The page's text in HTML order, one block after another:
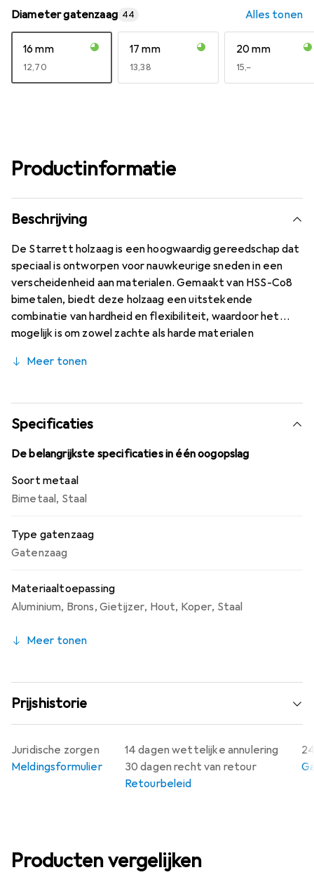
Diameter gatenzaag 44 Alles tonen
16 mm
EUR
12,70
17 mm
EUR
13,38
20 mm
EUR
15,–
Productinformatie
Beschrijving
De Starrett holzaag is een hoogwaardig gereedschap dat
speciaal is ontworpen voor nauwkeurige sneden in een
verscheidenheid aan materialen. Gemaakt van HSS-Co8
bimetalen, biedt deze holzaag een uitstekende
combinatie van hardheid en flexibiliteit, waardoor het
mogelijk is om zowel zachte als harde materialen
tandverdeling is het ideaal voor het snijden van materialen
koper, brons, aluminium en hout. De snijdiepte van 41 mm
maakt het mogelijk om diepere gaten te boren, wat het
een veelzijdig gereedschap maakt voor verschillende
toepassingen. Om de levensduur van de holzaag te
het gebruik van koelmiddel aanbevolen.
Meer tonen
Specificaties
De belangrijkste specificaties in één oogopslag
Soort metaal
Bimetaal, Staal
Type gatenzaag
Gatenzaag
Materiaaltoepassing
Aluminium, Brons, Gietijzer, Hout, Koper, Staal
Meer tonen
Prijshistorie
14 dagen wettelijke annulering
30 dagen recht van retour
Retourbeleid
Juridische zorgen
Meldingsformulier
Producten vergelijken